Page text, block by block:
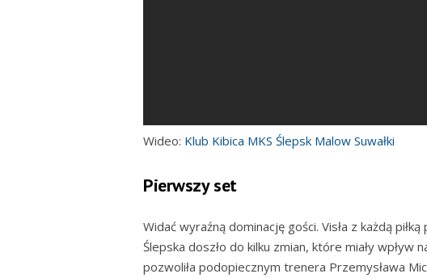
Wideo: Klub Kibica MKS Ślepsk Malow Suwałki
Pierwszy set
Widać wyraźną dominację gości. Visła z każdą
Ślepska doszło do kilku zmian, które miały
pozwoliła podopiecznym trenera Przemysława